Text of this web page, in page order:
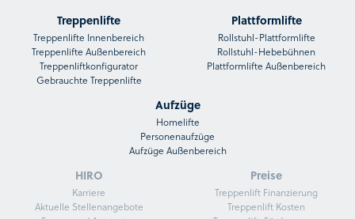
Treppenlifte
Treppenlifte Innenbereich
Treppenlifte Außenbereich
Treppenliftkonfigurator
Gebrauchte Treppenlifte
Plattformlifte
Rollstuhl-Plattformlifte
Rollstuhl-Hebebühnen
Plattformlifte Außenbereich
Aufzüge
Homelifte
Personenaufzüge
Aufzüge Außenbereich
HIRO
Karriere
Aktuelle Stellenangebote
Preise
Treppenlift Finanzierung
Treppenlift Kosten